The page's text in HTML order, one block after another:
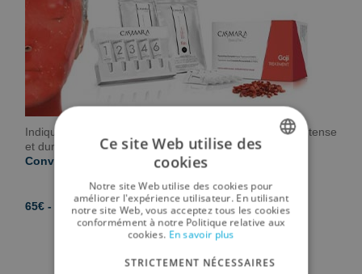
Indiqué pour les peaux jeunes. Résultat : Hydratation intense
et durable. Peau équilibrée.
Convient aux femmes enceintes.
65€ - 75 min
ENGLISH
GERMAN
Ce site Web utilise des
cookies
Notre site Web utilise des cookies pour
améliorer l'expérience utilisateur. En utilisant
notre site Web, vous acceptez tous les cookies
conformément à notre Politique relative aux
cookies. En savoir plus
STRICTEMENT NÉCESSAIRES